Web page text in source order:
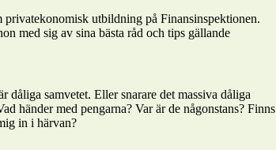
utbildning på Finansinspektionen.
med sig av sina bästa råd och tips gällande
dåliga samvetet. Eller snarare det massiva dåliga
händer med pengarna? Var är de någonstans? Finns
in i härvan?